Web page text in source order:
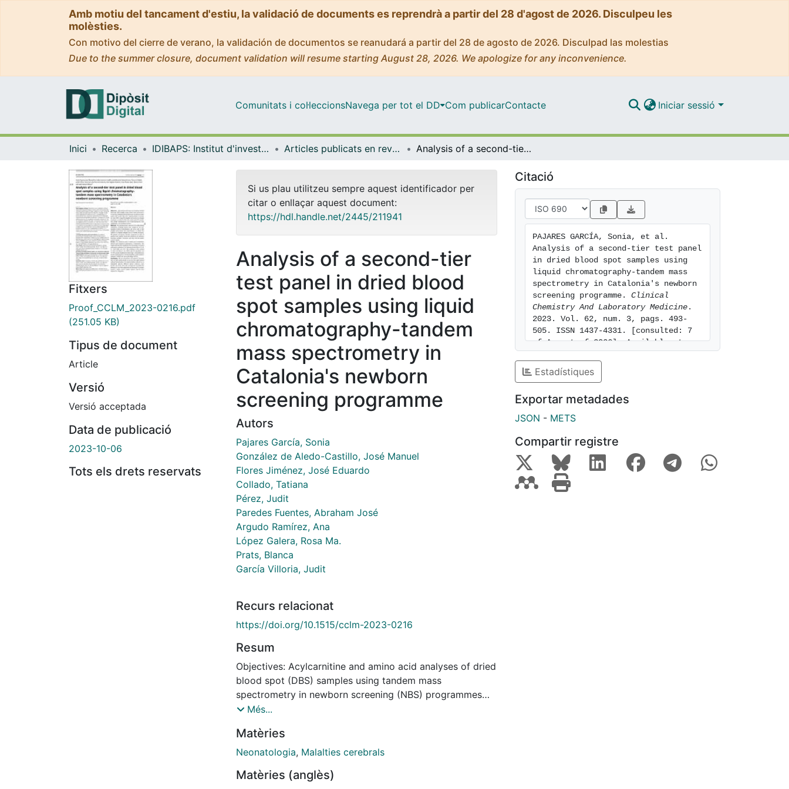
Amb motiu del tancament d'estiu, la validació de documents es reprendrà a partir del 28 d'agost de 2026. Disculpeu les
molèsties.
Con motivo del cierre de verano, la validación de documentos se reanudará a partir del 28 de agosto de 2026. Disculpad las molestias
Due to the summer closure, document validation will resume starting August 28, 2026. We apologize for any inconvenience.
Comunitats i col·leccionsNavega per tot el DD Com publicarContacte Iniciar sessió
Inici Recerca IDIBAPS: Institut d'investigacions Biomèdiques August Pi i Sunyer Articles publicats en revistes (IDIBAPS: Institut d'investigacions Biomèdiques August Pi i Sunyer) Analysis of a second-tier test panel in dried blood spot samples using liquid chromatography-tandem mass spectrometry in Catalonia's newborn screening programme
Fitxers
Proof_CCLM_2023-0216.pdf
(251.05 KB)
Tipus de document
Article
Versió
Versió acceptada
Data de publicació
2023-10-06
Tots els drets reservats
Si us plau utilitzeu sempre aquest identificador per
citar o enllaçar aquest document:
https://hdl.handle.net/2445/211941
Analysis of a second-tier
test panel in dried blood
spot samples using liquid
chromatography-tandem
mass spectrometry in
Catalonia's newborn
screening programme
Autors
Pajares García, Sonia
González de Aledo-Castillo, José Manuel
Flores Jiménez, José Eduardo
Collado, Tatiana
Pérez, Judit
Paredes Fuentes, Abraham José
Argudo Ramírez, Ana
López Galera, Rosa Ma.
Prats, Blanca
García Villoria, Judit
Recurs relacionat
https://doi.org/10.1515/cclm-2023-0216
Resum
Objectives: Acylcarnitine and amino acid analyses of dried
blood spot (DBS) samples using tandem mass
spectrometry in newborn screening (NBS) programmes
can generate false positive (FP) results. Therefore,
samples has become increasingly important to avoid FPs.
The most widely used 2TT metabolites include
acid, and homocysteine.Methods: We simultaneously
Més...
Matèries
Neonatologia, Malalties cerebrals
Matèries (anglès)
Citació
PAJARES GARCÍA, Sonia, et al.
Analysis of a second-tier test panel
in dried blood spot samples using
liquid chromatography-tandem mass
spectrometry in Catalonia's newborn
screening programme. Clinical
Chemistry And Laboratory Medicine .
2023. Vol. 62, num. 3, pags. 493-
505. ISSN 1437-4331. [consulted: 7
of August of 2026]. Available at:
Estadístiques
Exportar metadades
JSON - METS
Compartir registre